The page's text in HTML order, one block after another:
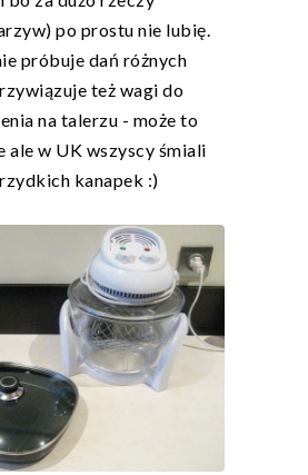
po prostu nie lubię.
próbuje dań różnych
też wagi do
na talerzu - może to
ale w UK wszyscy śmiali
kanapek :)